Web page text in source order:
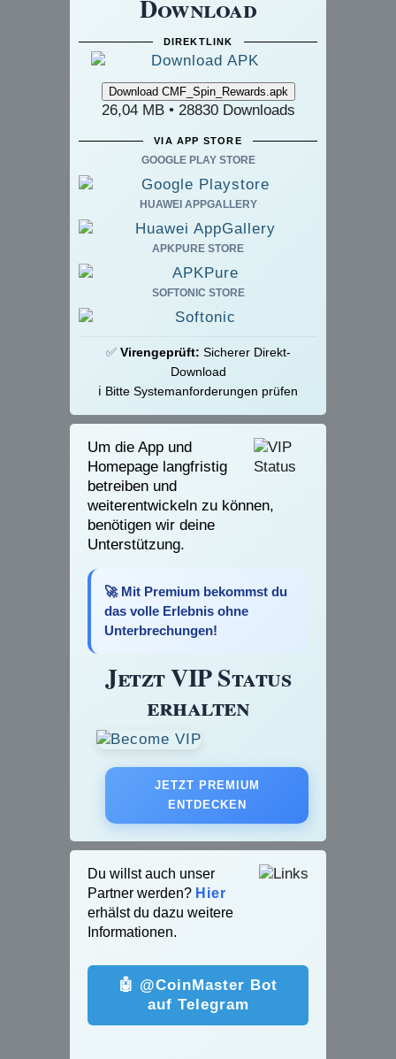
Download
DIREKTLINK
26,04 MB • 28830 Downloads
VIA APP STORE
GOOGLE PLAY STORE
HUAWEI APPGALLERY
APKPURE STORE
SOFTONIC STORE
✅ Virengeprüft: Sicherer Direkt-
Download
ℹ️ Bitte Systemanforderungen prüfen
Um die App und
Homepage langfristig
betreiben und
weiterentwickeln zu können,
benötigen wir deine
Unterstützung.
🚀 Mit Premium bekommst du
das volle Erlebnis ohne
Unterbrechungen!
Jetzt VIP Status
erhalten
JETZT PREMIUM
ENTDECKEN
Du willst auch unser
Partner werden? Hier
erhälst du dazu weitere
Informationen.
🤖 @CoinMaster Bot
auf Telegram